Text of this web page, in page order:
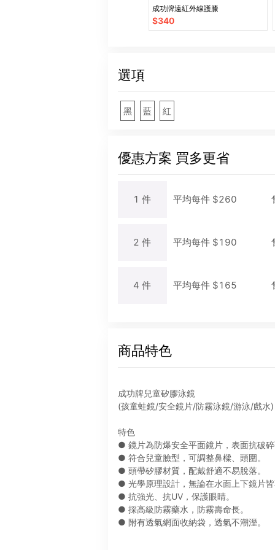
成功牌遠紅外線護膝
$340
選項
黑 藍 紅
優惠方案 買多更省
1 件 平均每件$260
2 件 平均每件$190
4 件 平均每件$165
商品特色
成功牌兒童矽膠泳鏡
(孩童蛙鏡/安全鏡片/防霧泳鏡/游泳/戲水)
特色
● 鏡片為防爆安全平面鏡片，表面抗破
● 符合兒童臉型，可調整鼻樑、頭圍。
● 頭帶矽膠材質，配戴舒適不易脫落。
● 光學原理設計，無論在水面上下鏡片
● 抗強光、抗UV，保護眼睛。
● 採高級防霧藥水，防霧壽命長。
● 附有透氣網面收納袋，透氣不潮溼。